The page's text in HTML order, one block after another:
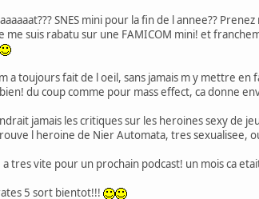
SNES mini pour la fin de l annee??
me suis rabatu sur une FAMICOM mini! et
a toujours fait de l oeil, sans jamais m y mettre
du coup comme pour mass effect, ca donne
jamais les critiques sur les heroines sexy de
l heroine de Nier Automata, tres sexualisee,
a tres vite pour un prochain podcast! un mois ca
5 sort bientot!!!